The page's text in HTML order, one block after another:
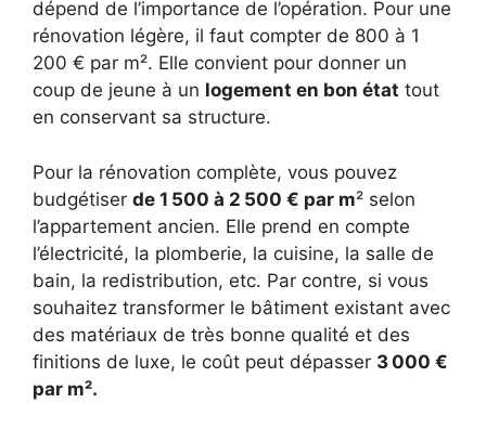
dépend de l’importance de l’opération. Pour une
rénovation légère, il faut compter de 800 à 1
200 € par m². Elle convient pour donner un
coup de jeune à un logement en bon état tout
en conservant sa structure.
Pour la rénovation complète, vous pouvez
budgétiser de 1 500 à 2 500 € par m² selon
l’appartement ancien. Elle prend en compte
l’électricité, la plomberie, la cuisine, la salle de
bain, la redistribution, etc. Par contre, si vous
souhaitez transformer le bâtiment existant avec
des matériaux de très bonne qualité et des
finitions de luxe, le coût peut dépasser 3000 €
par m².